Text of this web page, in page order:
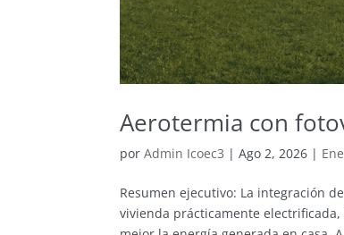
Aerotermia con
porAdmin Icoec3 |Ago 2, 2026 |
Resumen ejecutivo: La integración
vivienda prácticamente